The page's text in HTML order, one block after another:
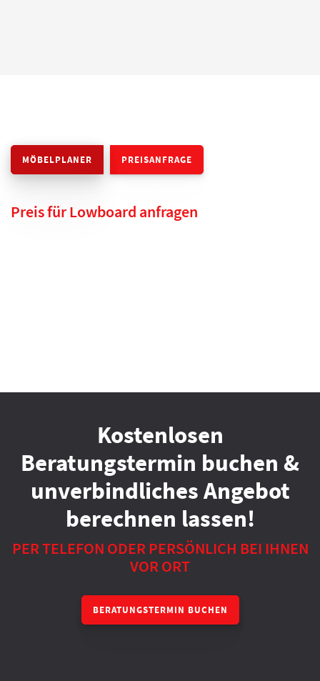
MÖBELPLANER PREISANFRAGE
Preis für Lowboard anfragen
Kostenlosen
Beratungstermin buchen &
unverbindliches Angebot
berechnen lassen!
PER TELEFON ODER PERSÖNLICH BEI IHNEN
VOR ORT
BERATUNGSTERMIN BUCHEN